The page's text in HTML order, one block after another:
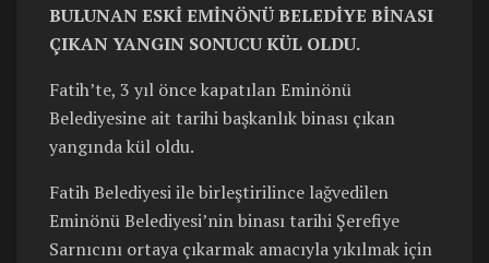
BULUNAN ESKİ EMİNÖNÜ BELEDİYE BİNASI
ÇIKAN YANGIN SONUCU KÜL OLDU.
Fatih’te, 3 yıl önce kapatılan Eminönü
Belediyesine ait tarihi başkanlık binası çıkan
yangında kül oldu.
Fatih Belediyesi ile birleştirilince lağvedilen
Eminönü Belediyesi’nin binası tarihi Şerefiye
Sarnıcını ortaya çıkarmak amacıyla yıkılmak için